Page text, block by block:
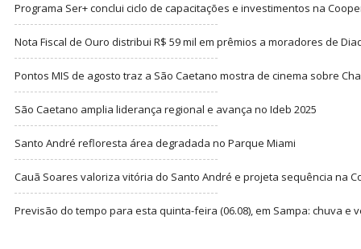
Programa Ser+ conclui ciclo de capacitações e investimentos na
Nota Fiscal de Ouro distribui R$ 59 mil em prêmios a moradores de
Pontos MIS de agosto traz a São Caetano mostra de cinema sobre
São Caetano amplia liderança regional e avança no Ideb 2025
Santo André refloresta área degradada no Parque Miami
Cauã Soares valoriza vitória do Santo André e projeta sequência na
Previsão do tempo para esta quinta-feira (06.08), em Sampa: chuva e